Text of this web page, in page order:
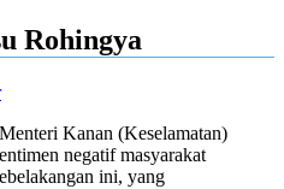
Rohingya
Kanan (Keselamatan)
negatif masyarakat
ini, yang